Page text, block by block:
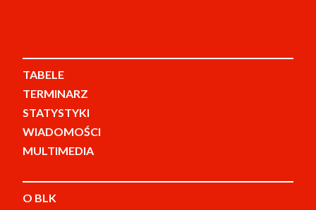
TABELE
TERMINARZ
STATYSTYKI
WIADOMOŚCI
MULTIMEDIA
O BLK